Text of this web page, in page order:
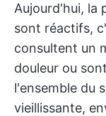
Aujourd'hui, la
sont réactifs,
consultent un
douleur ou
l'ensemble du
vieillissante,